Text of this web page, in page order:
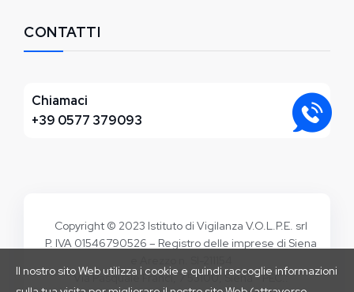
CONTATTI
Chiamaci
+39 0577 379093
Copyright © 2023 Istituto di Vigilanza V.O.L.P.E. srl
P. IVA 01546790526 – Registro delle imprese di Siena
Via Pasquale Franci, 7 53100, Siena - PEC.:
Il nostro sito Web utilizza i cookie e quindi raccoglie informazioni